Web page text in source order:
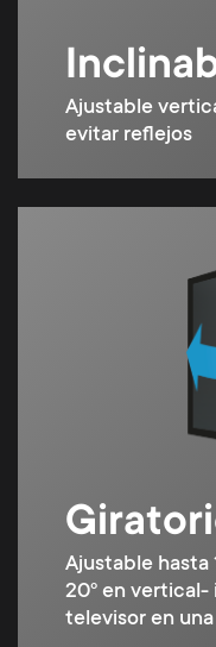
Ajustable
evitar reflejos
Ajustable hasta
20º en vertical-
televisor en